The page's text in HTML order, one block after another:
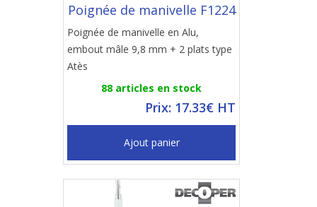
Poignée de manivelle F1224
Poignée de manivelle en Alu,
embout mâle 9,8 mm + 2 plats type
Atès
88 articles en stock
Prix: 17.33€ HT
Ajout panier